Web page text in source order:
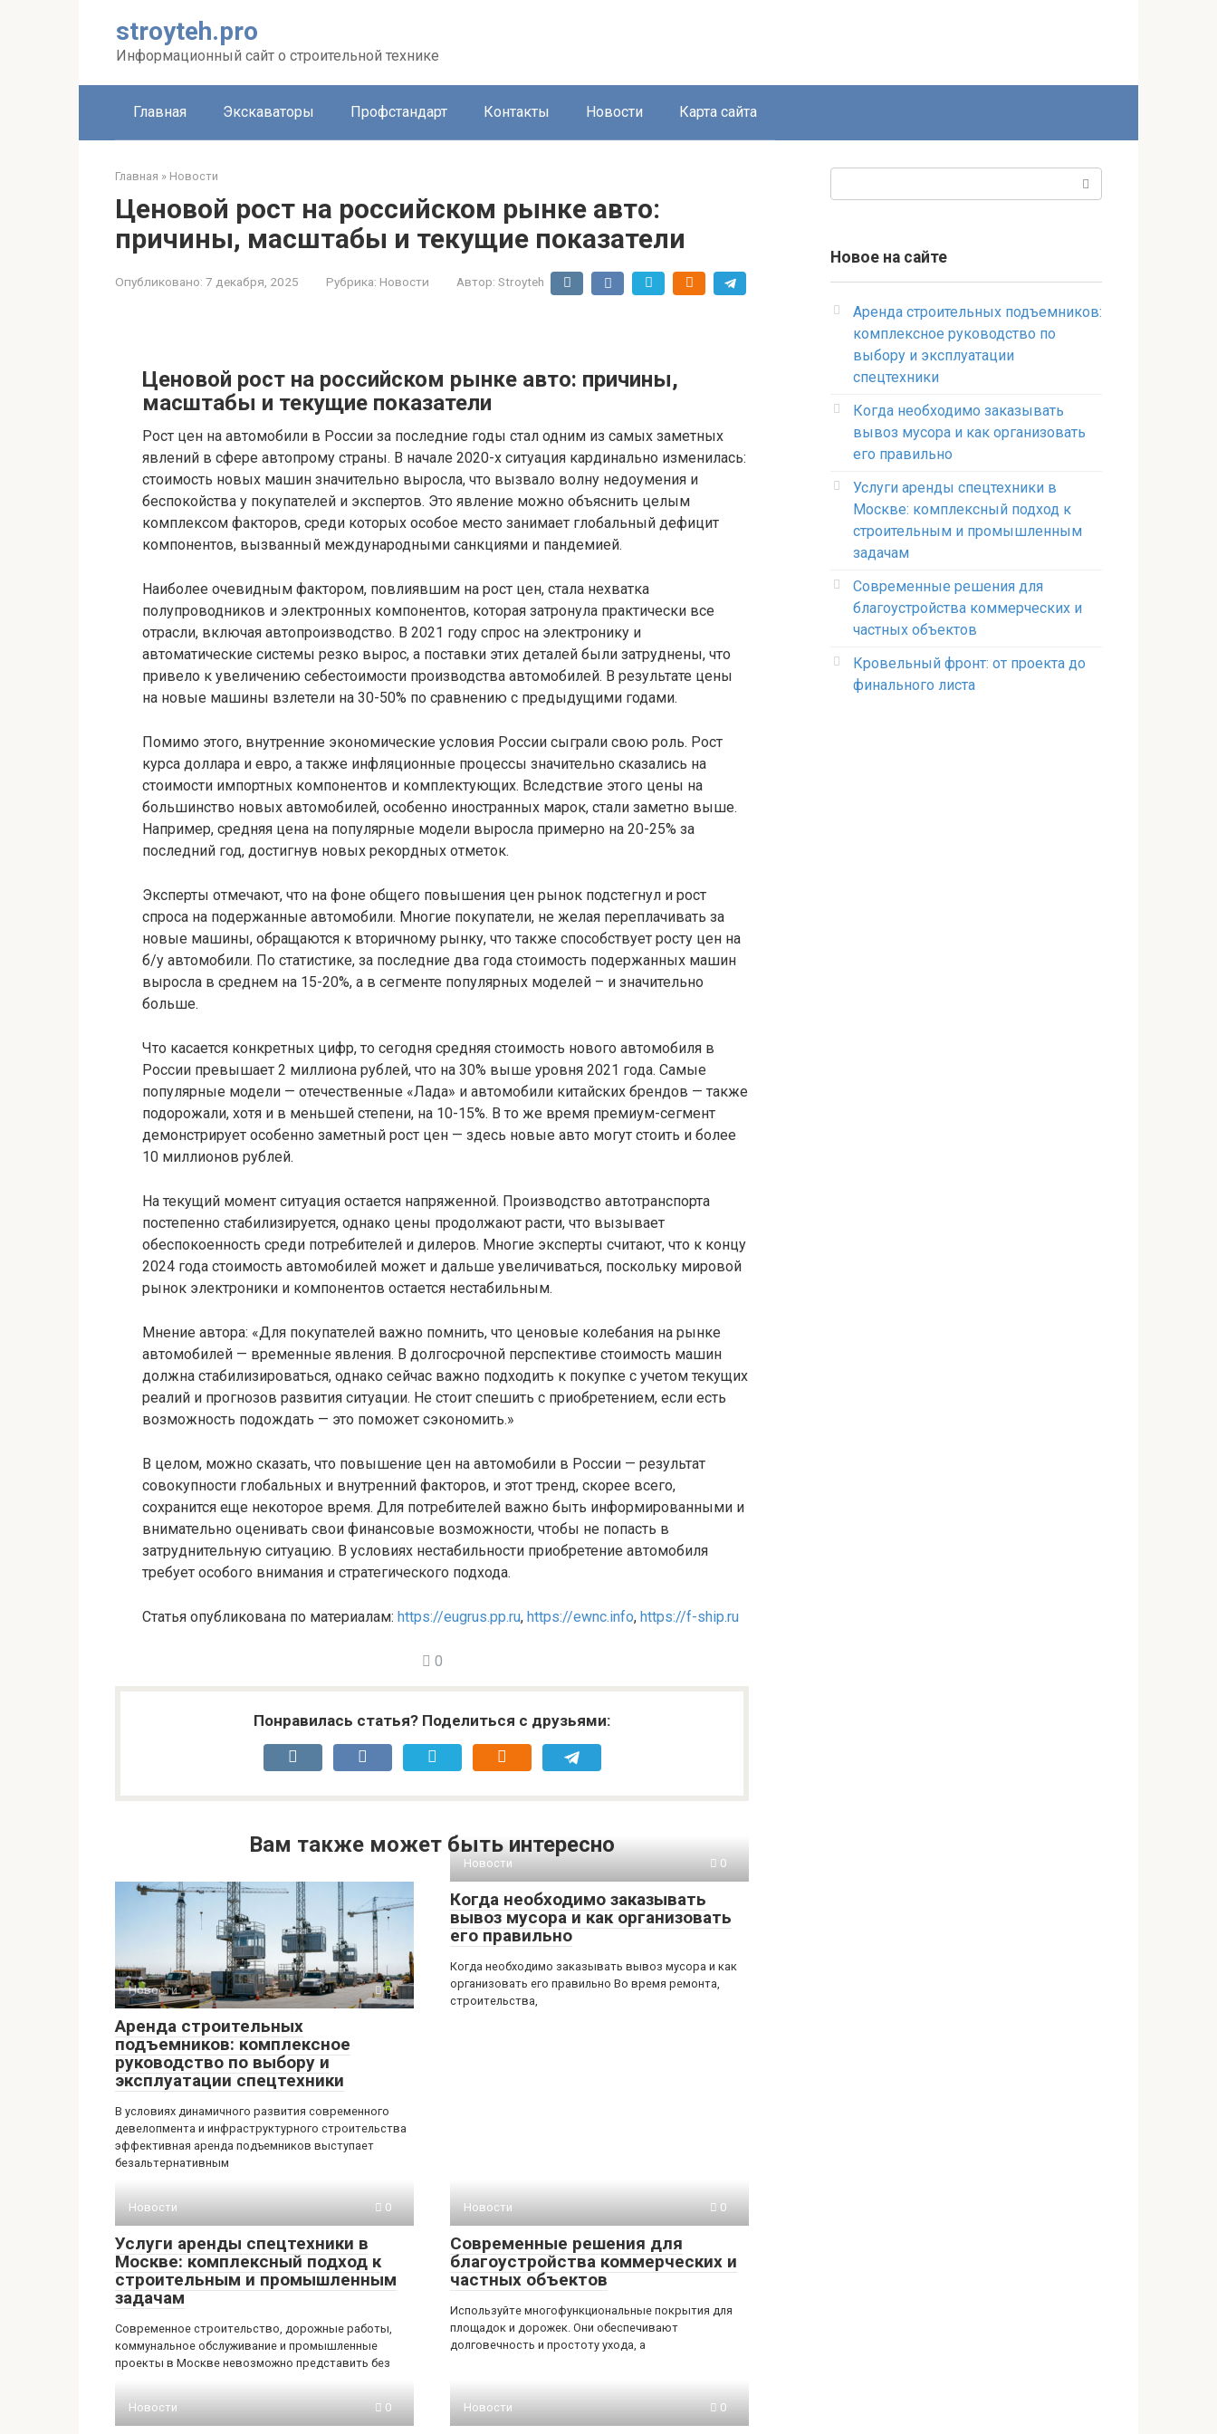
stroyteh.pro
Информационный сайт о строительной технике
Главная Экскаваторы Профстандарт Контакты Новости Карта сайта
Главная » Новости
Ценовой рост на российском рынке авто:
причины, масштабы и текущие показатели
Опубликовано: 7 декабря, 2025 Рубрика: Новости Автор: Stroyteh
Ценовой рост на российском рынке авто: причины,
масштабы и текущие показатели
Рост цен на автомобили в России за последние годы стал одним из самых заметных
явлений в сфере автопрому страны. В начале 2020-х ситуация кардинально изменилась:
стоимость новых машин значительно выросла, что вызвало волну недоумения и
беспокойства у покупателей и экспертов. Это явление можно объяснить целым
комплексом факторов, среди которых особое место занимает глобальный дефицит
компонентов, вызванный международными санкциями и пандемией.
Наиболее очевидным фактором, повлиявшим на рост цен, стала нехватка
полупроводников и электронных компонентов, которая затронула практически все
отрасли, включая автопроизводство. В 2021 году спрос на электронику и
автоматические системы резко вырос, а поставки этих деталей были затруднены, что
привело к увеличению себестоимости производства автомобилей. В результате цены
на новые машины взлетели на 30-50% по сравнению с предыдущими годами.
Помимо этого, внутренние экономические условия России сыграли свою роль. Рост
курса доллара и евро, а также инфляционные процессы значительно сказались на
стоимости импортных компонентов и комплектующих. Вследствие этого цены на
большинство новых автомобилей, особенно иностранных марок, стали заметно выше.
Например, средняя цена на популярные модели выросла примерно на 20-25% за
последний год, достигнув новых рекордных отметок.
Эксперты отмечают, что на фоне общего повышения цен рынок подстегнул и рост
спроса на подержанные автомобили. Многие покупатели, не желая переплачивать за
новые машины, обращаются к вторичному рынку, что также способствует росту цен на
б/у автомобили. По статистике, за последние два года стоимость подержанных машин
выросла в среднем на 15-20%, а в сегменте популярных моделей – и значительно
больше.
Что касается конкретных цифр, то сегодня средняя стоимость нового автомобиля в
России превышает 2 миллиона рублей, что на 30% выше уровня 2021 года. Самые
популярные модели — отечественные «Лада» и автомобили китайских брендов — также
подорожали, хотя и в меньшей степени, на 10-15%. В то же время премиум-сегмент
демонстрирует особенно заметный рост цен — здесь новые авто могут стоить и более
10 миллионов рублей.
На текущий момент ситуация остается напряженной. Производство автотранспорта
постепенно стабилизируется, однако цены продолжают расти, что вызывает
обеспокоенность среди потребителей и дилеров. Многие эксперты считают, что к концу
2024 года стоимость автомобилей может и дальше увеличиваться, поскольку мировой
рынок электроники и компонентов остается нестабильным.
Мнение автора: «Для покупателей важно помнить, что ценовые колебания на рынке
автомобилей — временные явления. В долгосрочной перспективе стоимость машин
должна стабилизироваться, однако сейчас важно подходить к покупке с учетом текущих
реалий и прогнозов развития ситуации. Не стоит спешить с приобретением, если есть
возможность подождать — это поможет сэкономить.»
В целом, можно сказать, что повышение цен на автомобили в России — результат
совокупности глобальных и внутренний факторов, и этот тренд, скорее всего,
сохранится еще некоторое время. Для потребителей важно быть информированными и
внимательно оценивать свои финансовые возможности, чтобы не попасть в
затруднительную ситуацию. В условиях нестабильности приобретение автомобиля
требует особого внимания и стратегического подхода.
Статья опубликована по материалам: https://eugrus.pp.ru, https://ewnc.info, https://f-ship.ru
0
Понравилась статья? Поделиться с друзьями:
Вам также может быть интересно
Новости 0
Аренда строительных
подъемников: комплексное
руководство по выбору и
эксплуатации спецтехники
В условиях динамичного развития современного
девелопмента и инфраструктурного строительства
эффективная аренда подъемников выступает
безальтернативным
Новости 0
Когда необходимо заказывать
вывоз мусора и как организовать
его правильно
Когда необходимо заказывать вывоз мусора и как
организовать его правильно Во время ремонта,
строительства,
Новости 0
Услуги аренды спецтехники в
Москве: комплексный подход к
строительным и промышленным
задачам
Современное строительство, дорожные работы,
коммунальное обслуживание и промышленные
проекты в Москве невозможно представить без
Новости 0
Современные решения для
благоустройства коммерческих и
частных объектов
Используйте многофункциональные покрытия для
площадок и дорожек. Они обеспечивают
долговечность и простоту ухода, а
Новости 0 Новости 0
Новое на сайте
Аренда строительных подъемников:
комплексное руководство по
выбору и эксплуатации
спецтехники
Когда необходимо заказывать
вывоз мусора и как организовать
его правильно
Услуги аренды спецтехники в
Москве: комплексный подход к
строительным и промышленным
задачам
Современные решения для
благоустройства коммерческих и
частных объектов
Кровельный фронт: от проекта до
финального листа